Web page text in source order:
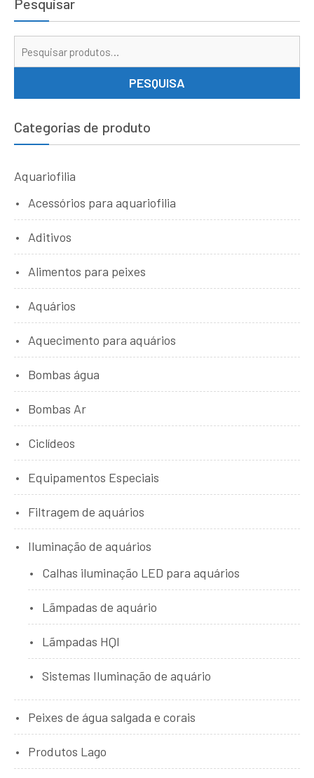
PESQUISA
Categorias de produto
Aquariofilia
Acessórios para aquariofilia
Aditivos
Alimentos para peixes
Aquários
Aquecimento para aquários
Bombas água
Bombas Ar
Ciclídeos
Equipamentos Especiais
Filtragem de aquários
Iluminação de aquários
Calhas iluminação LED para aquários
Lãmpadas de aquário
Lãmpadas HQI
Sistemas Iluminação de aquário
Peixes de água salgada e corais
Produtos Lago